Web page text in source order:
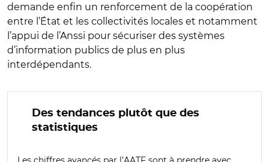
demande enfin un renforcement de la coopération
entre l’État et les collectivités locales et notamment
l’appui de l’Anssi pour sécuriser des systèmes
d’information publics de plus en plus
interdépendants.
Des tendances plutôt que des
statistiques